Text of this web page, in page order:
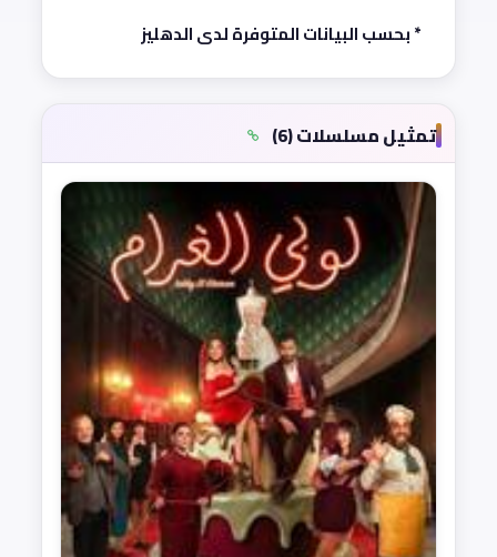
* بحسب البيانات المتوفرة لدى الدهليز
تمثيل مسلسلات (6)